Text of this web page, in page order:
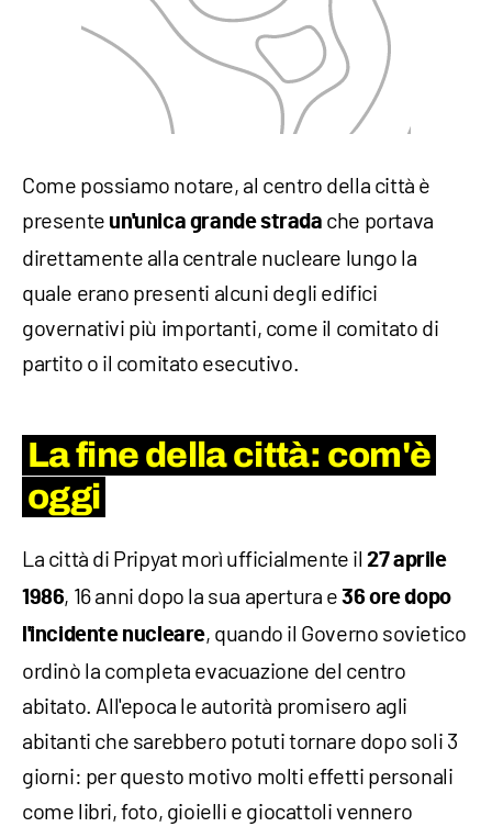
Come possiamo notare, al centro della città è
presente un'unica grande strada che portava
direttamente alla centrale nucleare lungo la
quale erano presenti alcuni degli edifici
governativi più importanti, come il comitato di
partito o il comitato esecutivo.
La fine della città: com'è
oggi
La città di Pripyat morì ufficialmente il27 aprile
1986, 16 anni dopo la sua apertura e36 ore dopo
l'incidente nucleare, quando il Governo sovietico
ordinò la completa evacuazione del centro
abitato. All'epoca le autorità promisero agli
abitanti che sarebbero potuti tornare dopo soli 3
giorni: per questo motivo molti effetti personali
come libri, foto, gioielli e giocattoli vennero